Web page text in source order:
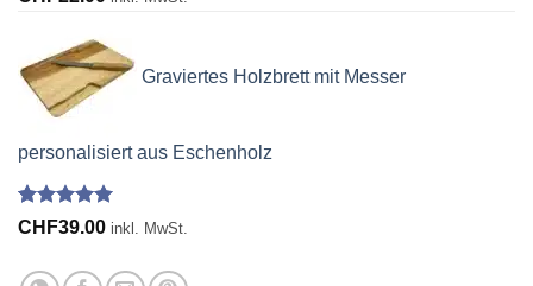
basierend
auf
KundenbewertungenGraviertes Holzbrett mit Messer
personalisiert aus Eschenholz
Bewertet
basierend
3
CHF39.00 inkl. MwSt.